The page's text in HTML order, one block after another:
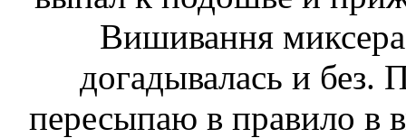
Вишивання
догадывалась и
пересыпаю в правило в